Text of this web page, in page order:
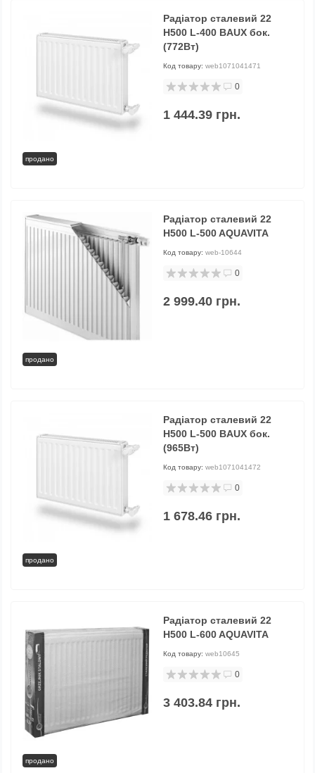
продано
Радіатор сталевий 22
H500 L-400 BAUX бок.
(772Вт)
Код товару: web1071041471
0
1 444.39 грн.
продано
Радіатор сталевий 22
H500 L-500 AQUAVITA
Код товару: web-10644
0
2 999.40 грн.
продано
Радіатор сталевий 22
H500 L-500 BAUX бок.
(965Вт)
Код товару: web1071041472
0
1 678.46 грн.
продано
Радіатор сталевий 22
H500 L-600 AQUAVITA
Код товару: web10645
0
3 403.84 грн.